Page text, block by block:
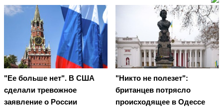
"Ее больше нет". В США
сделали тревожное
заявление о России
"Никто не полезет":
британцев потрясло
происходящее в Одессе